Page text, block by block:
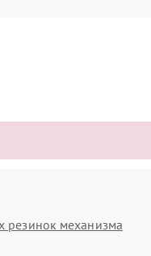
резинок механизма